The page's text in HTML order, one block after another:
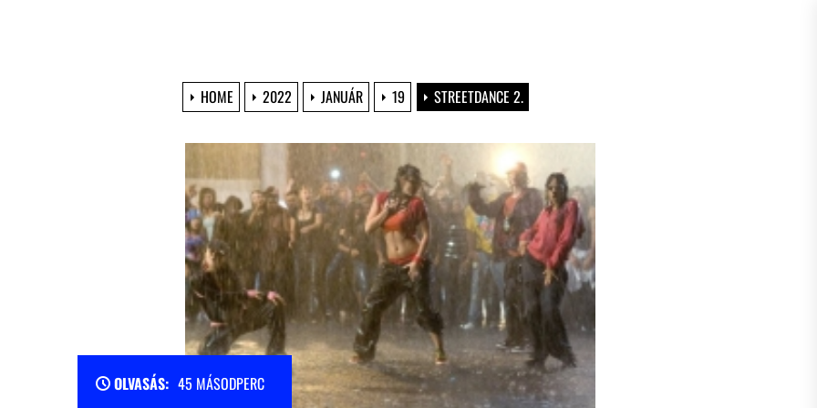
HOME 2022 JANUÁR 19 STREETDANCE 2.
OLVASÁS: 45 MÁSODPERC